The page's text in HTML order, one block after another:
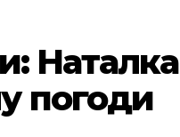
Наталка
погоди